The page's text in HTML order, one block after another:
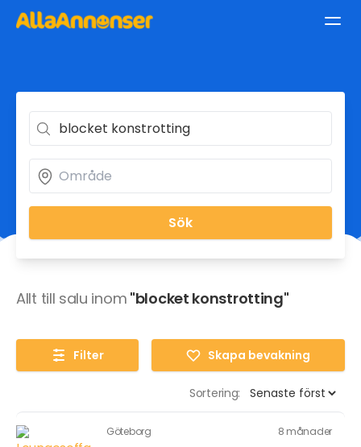
Sök
Allt till salu inom "blocket konstrotting"
Filter Skapa bevakning
Sortering:
Göteborg 8 månader